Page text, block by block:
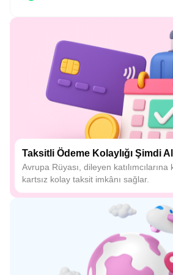
Taksitli Ödeme Kolaylığı Şimdi
Avrupa Rüyası, dileyen
kartsız kolay taksit imkânı sağlar.